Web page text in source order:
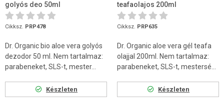
golyós deo 50ml
Cikksz. PRP478
Dr. Organic bio aloe vera golyós
dezodor 50 ml. Nem tartalmaz:
parabeneket, SLS-t, mester...
Készleten
teafaolajos 200ml
Cikksz. PRP635
Dr. Organic aloe vera gél teafa
olajjal 200ml. Nem tartalmaz:
parabeneket, SLS-t, mestersé...
Készleten